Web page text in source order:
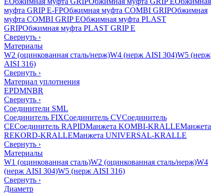
муфта GRIP E-FPОбжимная муфта COMBI GRIPОбжимная
муфта COMBI GRIP EОбжимная муфта PLAST
GRIPОбжимная муфта PLAST GRIP E
Свернуть ›
Материалы
W2 (оцинкованная сталь/нерж)W4 (нерж AISI 304)W5 (нерж
AISI 316)
Свернуть ›
Материал уплотнения
EPDMNBR
Свернуть ›
Соединители SML
Соединитель FIXСоединитель CVСоединитель
CEСоединитель RAPIDМанжета KOMBI-KRALLEМанжета
REKORD-KRALLEМанжета UNIVERSAL-KRALLE
Свернуть ›
Материалы
W1 (оцинкованная сталь)W2 (оцинкованная сталь/нерж)W4
(нерж AISI 304)W5 (нерж AISI 316)
Свернуть ›
Диаметр